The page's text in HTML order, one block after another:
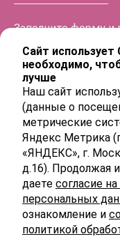
Заполните форму и
информацию!
ФИО
Телефон
E-mail
Сайт использует
необходимо,
лучше
Наш сайт
(данные о
метрические
Яндекс Метрика
«ЯНДЕКС», г.
д.16). Продолжая
даете согласие
персональных
ознакомление и
политикой